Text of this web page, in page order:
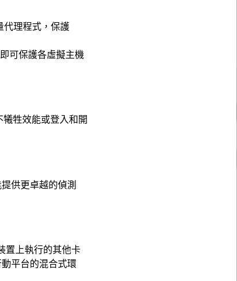
代理程式，保護
可保護各虛擬主機
牲效能或登入和開
供更卓越的偵測
置上執行的其他卡
平台的混合式環